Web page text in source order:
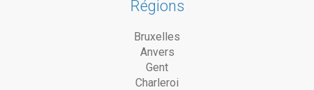
Régions
Bruxelles
Anvers
Gent
Charleroi